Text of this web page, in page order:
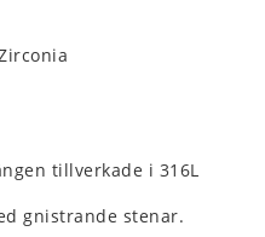
tillverkade i 316L
gnistrande stenar.